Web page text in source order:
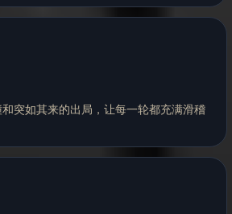
突如其来的出局，让每一轮都充满滑稽